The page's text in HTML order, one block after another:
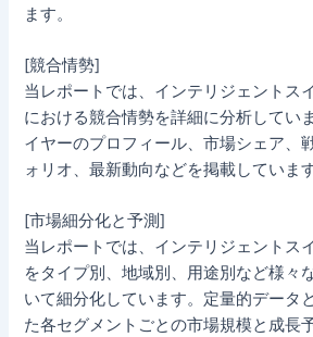
ます。
[競合情勢]
当レポートでは、インテリジェントス
における競合情勢を詳細に分析してい
イヤーのプロフィール、市場シェア、
ォリオ、最新動向などを掲載しています
[市場細分化と予測]
当レポートでは、インテリジェントス
をタイプ別、地域別、用途別など様々
いて細分化しています。定量的データ
た各セグメントごとの市場規模と成長